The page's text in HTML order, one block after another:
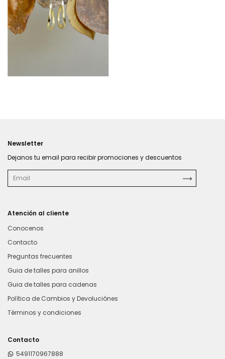
Newsletter
Dejanos tu email para recibir promociones y descuentos
Atención al cliente
Conocenos
Contacto
Preguntas frecuentes
Guia de talles para anillos
Guia de talles para cadenas
Política de Cambios y Devoluciónes
Términos y condiciones
Contacto
5491170967888